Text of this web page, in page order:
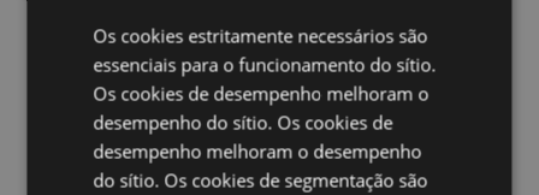
Ampliar informação:
Quer saber mais acerca de comprar na Puckator?
a nossaGuia de informação para o cliente.
Caracteristicas do Produto
Os cookies estritamente necessários são
essenciais para o funcionamento do sítio.
Os cookies de desempenho melhoram o
desempenho do sítio. Os cookies de
desempenho melhoram o desempenho
do sítio. Os cookies de segmentação são